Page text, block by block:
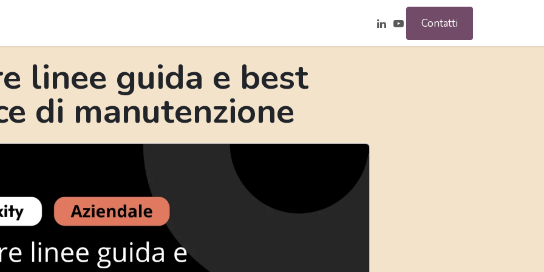
Contatti
linee guida e best
di manutenzione